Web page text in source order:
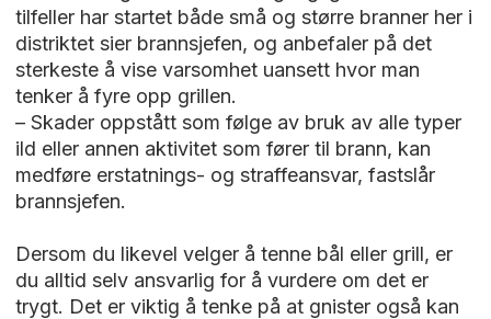
tilfeller har startet både små og større branner her i
distriktet sier brannsjefen, og anbefaler på det
sterkeste å vise varsomhet uansett hvor man
tenker å fyre opp grillen.
– Skader oppstått som følge av bruk av alle typer
ild eller annen aktivitet som fører til brann, kan
medføre erstatnings- og straffeansvar, fastslår
brannsjefen.
Dersom du likevel velger å tenne bål eller grill, er
du alltid selv ansvarlig for å vurdere om det er
trygt. Det er viktig å tenke på at gnister også kan